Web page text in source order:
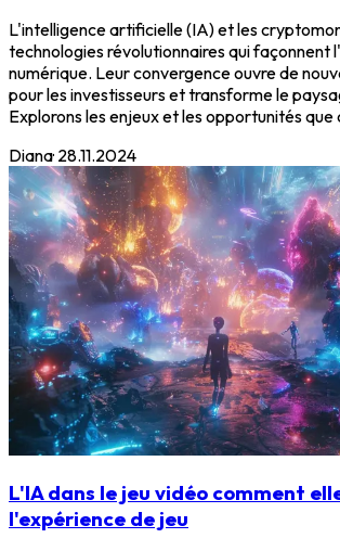
L'intelligence artificielle (IA) et les
technologies révolutionnaires qui façonnent
numérique. Leur convergence ouvre de
pour les investisseurs et transforme le
Explorons les enjeux et les opportunités que
Diana· 28.11.2024
L'IA dans le jeu vidéo comment
l'expérience de jeu